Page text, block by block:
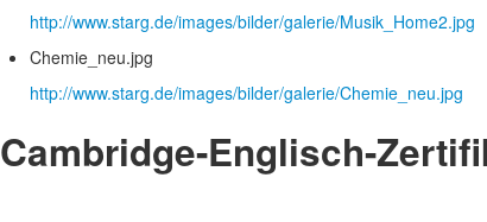
http://www.starg.de/images/bilder/galerie/Musik_Home2.jpg
Chemie_neu.jpg
http://www.starg.de/images/bilder/galerie/Chemie_neu.jpg
Cambridge-Englisch-